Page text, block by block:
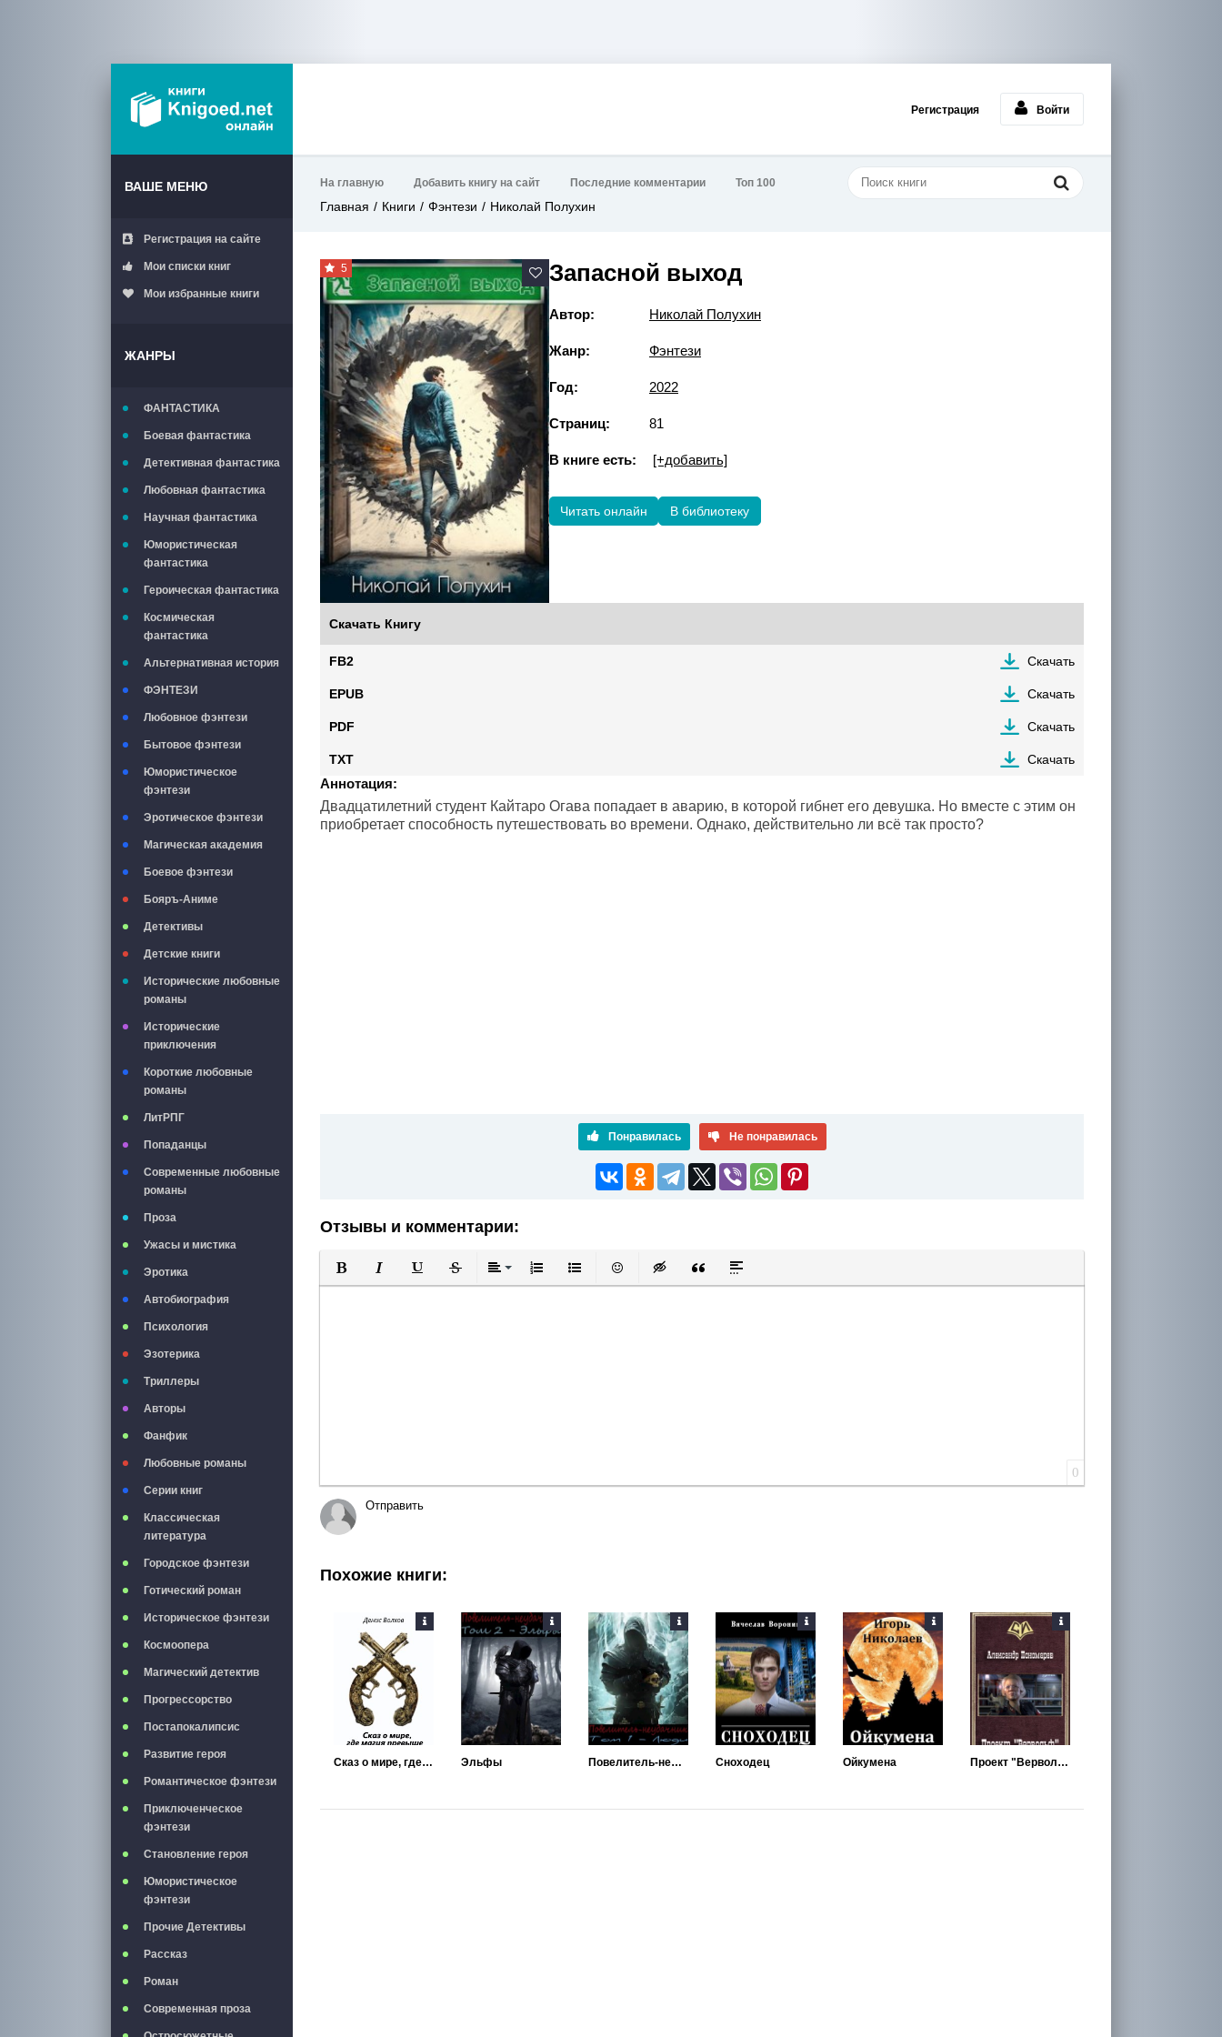
Регистрация Войти
ВАШЕ МЕНЮ
Регистрация на сайте
Мои списки книг
Мои избранные книги
ЖАНРЫ
ФАНТАСТИКА
Боевая фантастика
Детективная фантастика
Любовная фантастика
Научная фантастика
Юмористическая
фантастика
Героическая фантастика
Космическая
фантастика
Альтернативная история
ФЭНТЕЗИ
Любовное фэнтези
Бытовое фэнтези
Юмористическое
фэнтези
Эротическое фэнтези
Магическая академия
Боевое фэнтези
Бояръ-Аниме
Детективы
Детские книги
Исторические любовные
романы
Исторические
приключения
Короткие любовные
романы
ЛитРПГ
Попаданцы
Современные любовные
романы
Проза
Ужасы и мистика
Эротика
Автобиография
Психология
Эзотерика
Триллеры
Авторы
Фанфик
Любовные романы
Серии книг
Классическая
литература
Городское фэнтези
Готический роман
Историческое фэнтези
Космоопера
Магический детектив
Прогрессорство
Постапокалипсис
Развитие героя
Романтическое фэнтези
Приключенческое
фэнтези
Становление героя
Юмористическое
фэнтези
Прочие Детективы
Рассказ
Роман
Современная проза
На главную Добавить книгу на сайт Последние комментарии Топ 100
Главная Книги Фэнтези Николай Полухин
5 Запасной выход
Автор: Николай Полухин
Жанр: Фэнтези
Год: 2022
Страниц: 81
В книге есть: [+добавить]
Читать онлайн В библиотеку
Скачать Книгу
FB2 Скачать
EPUB Скачать
PDF Скачать
TXT Скачать
Аннотация:
Двадцатилетний студент Кайтаро Огава попадает в аварию, в которой гибнет его девушка. Но вместе с этим он
приобретает способность путешествовать во времени. Однако, действительно ли всё так просто?
Понравилась Не понравилась
Отзывы и комментарии:
Полужирный
КурсивПодчеркнутый
ЗачеркнутыйВыравнивание
Нумерованный список
Маркированный список
Вставить смайлик
Вставка скрытого текста
Вставка цитаты
Вставка спойлера
0
Отправить
Похожие книги:
Сказ о мире, где магия превыше всего Эльфы Повелитель-неудачник Сноходец Ойкумена Проект "Вервольф"